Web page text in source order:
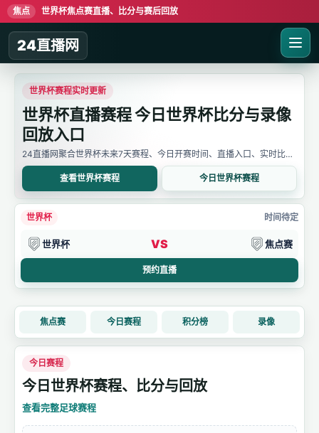
焦点 世界杯焦点赛直播、比分与赛后回放
24直播网
世界杯赛程实时更新
世界杯直播赛程 今日世界杯比分与录像
回放入口
24直播网聚合世界杯未来7天赛程、今日开赛时间、直播入口、实时比分
与赛后回放。用户可先确认比赛时间，再进入详情页查看直播线路、比分
变化和录像信息。查看世界杯赛程 今日世界杯赛程
世界杯 时间待定
世界杯 VS 焦点赛
预约直播
焦点赛 今日赛程 积分榜 录像
今日赛程
今日世界杯赛程、比分与回放
查看完整足球赛程